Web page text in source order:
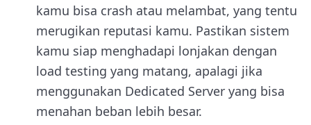
kamu bisa crash atau melambat, yang tentu
merugikan reputasi kamu. Pastikan sistem
kamu siap menghadapi lonjakan dengan
load testing yang matang, apalagi jika
menggunakan Dedicated Server yang bisa
menahan beban lebih besar.